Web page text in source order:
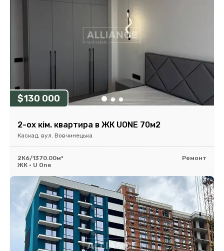
$130 000
2-ох кім. квартира в ЖК UONE 70м2
Каскад, вул. Вовчинецька
2К6/1370.00м²
Ремонт
ЖК • U One